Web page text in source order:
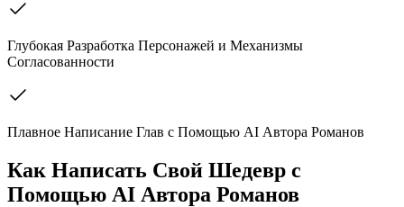
Глубокая Разработка Персонажей и Механизмы
Согласованности
Плавное Написание Глав с Помощью AI Автора Романов
Как Написать Свой Шедевр с
Помощью AI Автора Романов